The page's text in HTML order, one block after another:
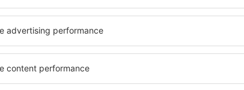
Lufthavn